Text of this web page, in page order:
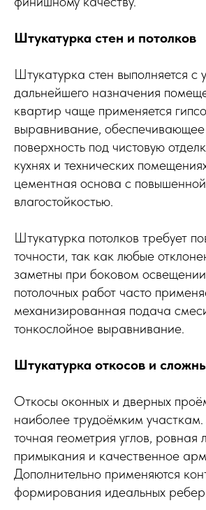
Штукатурка стен и потолков
Штукатурка стен выполняется с
дальнейшего назначения
квартир чаще применяется
выравнивание,
поверхность под чистовую
кухнях и технических
цементная основа с повышенной
влагостойкостью.
Штукатурка потолков требует
точности, так как любые
заметны при боковом
потолочных работ часто
механизированная подача
тонкослойное выравнивание.
Штукатурка откосов и
Откосы оконных и дверных
наиболее трудоёмким
точная геометрия углов, ровная
примыкания и качественное
Дополнительно применяются
формирования идеальных